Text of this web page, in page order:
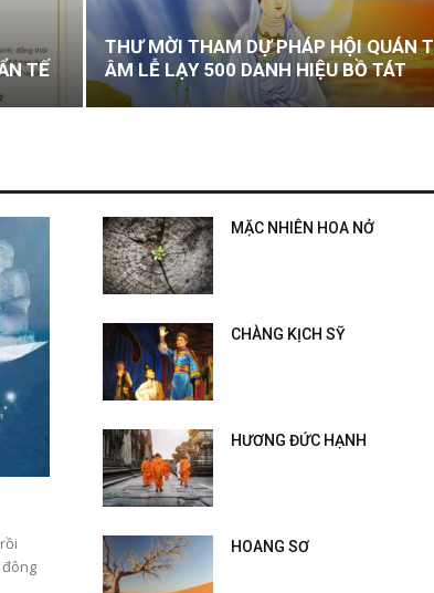
TẾ
THƯ MỜI THAM DỰ PHÁP HỘI QUÁN
ÂM LỄ LẠY 500 DANH HIỆU BỒ TÁT
MẶC NHIÊN HOA NỞ
CHÀNG KỊCH SỸ
HƯƠNG ĐỨC HẠNH
HOANG SƠ